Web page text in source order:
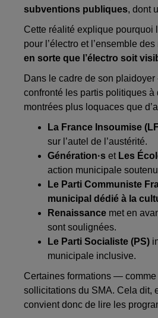
subventions publiques, dont
Cette réalité explique
pour l’électro et l’ensemble
en sorte que l’électro soit
Dans le cadre de son
confronté les partis politiques à
montrées plus loquaces que
La France Insoumise
sur l’autel de l’austérité.
Génération·s et Les
action municipale
Le Parti Communiste
municipal dédié à la
Renaissance met en
sont soulignées.
Le Parti Socialiste (PS)
municipale inclusive.
Certaines formations — comme
sollicitations du SMA. Cela dit,
convient donc de lire les